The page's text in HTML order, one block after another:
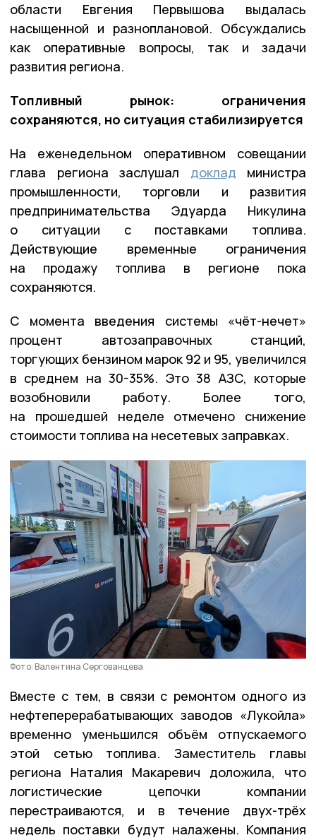
области Евгения Первышова выдалась
насыщенной и разноплановой. Обсуждались
как оперативные вопросы, так и задачи
развития региона.
Топливный рынок: ограничения
сохраняются, но ситуация стабилизируется
На еженедельном оперативном совещании
глава региона заслушал доклад министра
промышленности, торговли и развития
предпринимательства Эдуарда Никулина
о ситуации с поставками топлива.
Действующие временные ограничения
на продажу топлива в регионе пока
сохраняются.
С момента введения системы «чёт-нечет»
процент автозаправочных станций,
торгующих бензином марок 92 и 95, увеличился
в среднем на 30-35%. Это 38 АЗС, которые
возобновили работу. Более того,
на прошедшей неделе отмечено снижение
стоимости топлива на несетевых заправках.
Фото: Валентина Сергованцева
Вместе с тем, в связи с ремонтом одного из
нефтеперерабатывающих заводов «Лукойла»
временно уменьшился объём отпускаемого
этой сетью топлива. Заместитель главы
региона Наталия Макаревич доложила, что
логистические цепочки компании
перестраиваются, и в течение двух-трёх
недель поставки будут налажены. Компания